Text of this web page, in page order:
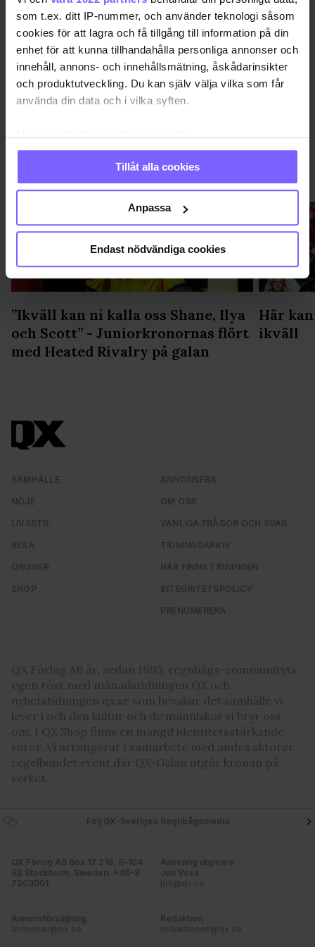
som t.ex. ditt IP-nummer, och använder teknologi såsom
cookies för att lagra och få tillgång till information på din
enhet för att kunna tillhandahålla personliga annonser och
innehåll, annons- och innehållsmätning, åskådarinsikter
och produktutveckling. Du kan själv välja vilka som får
använda din data och i vilka syften.
Samla in information om din geografiska plats
som kan ha en noggrannhet på upp till flera meter
Identifiera din enhet genom att aktivt skanna den
för specifika kännetecken (fingeravtryck)
Ta reda på mer om hur dina personliga uppgifter
Du kan ändra eller dra tillbaka ditt samtycke när som
helst från cookie-förklaringen.
Vi använder enhetsidentifierare för att anpassa innehållet
och annonserna till användarna, tillhandahålla funktioner
för sociala medier och analysera vår trafik. Vi
vidarebefordrar även sådana identifierare och annan
information som du har tillhandahållit eller som de har
samlat in när du har använt deras tjänster. Du godkänner
Tillåt alla cookies
Anpassa
Endast nödvändiga cookies
QX GAYGALA QX GAYGALA 2018 RÖDA MATTAN
DELA DEN HÄR ARTIKELN
”Ikväll kan ni kalla oss Shane, Ilya
och Scott” - Juniorkronornas flört
med Heated Rivalry på galan
Här
ikväll
SAMHÄLLE
NÖJE
LIVSSTIL
RESA
QRUISER
SHOP
ANNONSERA
OM OSS
VANLIGA FRÅGOR OCH SVAR
TIDNINGSARKIV
HÄR FINNS TIDNINGEN
INTEGRITETSPOLICY
PRENUMERERA
QX Förlag AB är, sedan 1995, regnbågs-communityts
egen röst med månadstidningen QX och
nyhetstidningen qx.se som bevakar det samhälle vi
lever i och den kultur och de människor vi bryr oss
om. I QX Shop finns en mängd identitetsstärkande
varor. Vi arrangerar i samarbete med andra aktörer
regelbundet event där QX-Galan utgör kronan på
verket.
Följ QX-Sveriges Regnbågsmedia
QX Förlag AB Box 17 218, S-104
62 Stockholm, Sweden. +46-8
7203001
Ansvarig utgivare
Jon Voss
jon@qx.se
Annonsförsäljning
annonser@qx.se
Redaktion
redaktionen@qx.se